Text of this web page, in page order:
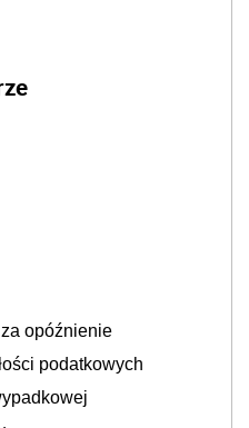
opóźnienie
podatkowych